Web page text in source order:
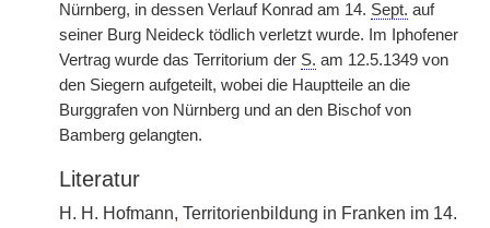
Nürnberg, in dessen Verlauf Konrad am 14. Sept. auf
seiner Burg Neideck tödlich verletzt wurde. Im Iphofener
Vertrag wurde das Territorium der S. am 12.5.1349 von
den Siegern aufgeteilt, wobei die Hauptteile an die
Burggrafen von Nürnberg und an den Bischof von
Bamberg gelangten.
Literatur
H. H. Hofmann, Territorienbildung in Franken im 14.